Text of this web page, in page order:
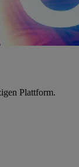
Plattform.